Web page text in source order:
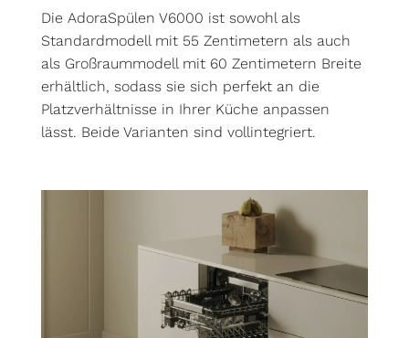
Die AdoraSpülen V6000 ist sowohl als
Standardmodell mit 55 Zentimetern als auch
als Großraummodell mit 60 Zentimetern Breite
erhältlich, sodass sie sich perfekt an die
Platzverhältnisse in Ihrer Küche anpassen
lässt. Beide Varianten sind vollintegriert.